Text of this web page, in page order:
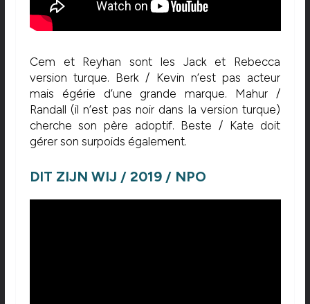
Cem et Reyhan sont les Jack et Rebecca
version turque. Berk / Kevin n’est pas acteur
mais égérie d’une grande marque. Mahur /
Randall (il n’est pas noir dans la version turque)
cherche son père adoptif. Beste / Kate doit
gérer son surpoids également.
DIT ZIJN WIJ / 2019 / NPO